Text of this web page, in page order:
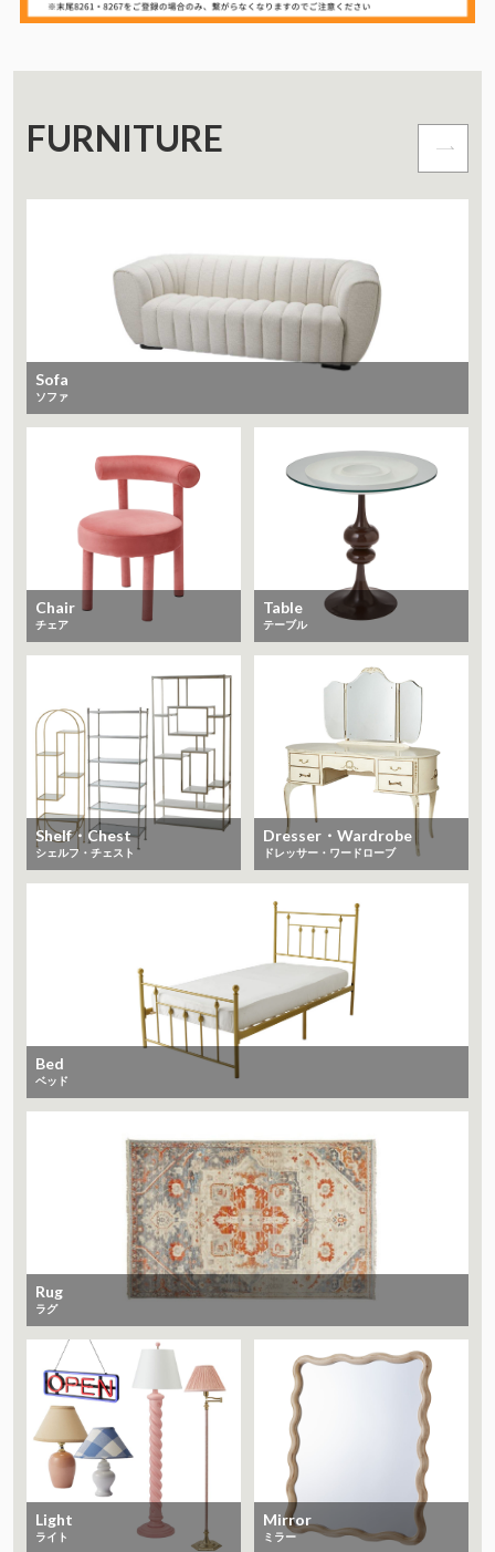
FURNITURE
Sofa
ソファ
Chair
チェア
Table
テーブル
Shelf・Chest
シェルフ・チェスト
Dresser・Wardrobe
ドレッサー・ワードローブ
Bed
ベッド
Rug
ラグ
Light
ライト
Mirror
ミラー